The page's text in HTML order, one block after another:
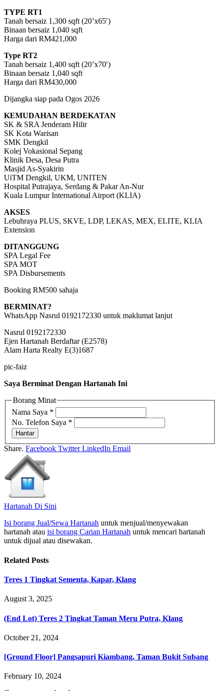
TYPE RT1
Tanah bersaiz 1,300 sqft (20’x65′)
Binaan bersaiz 1,040 sqft
Harga dari RM421,000
Type RT2
Tanah bersaiz 1,400 sqft (20’x70′)
Binaan bersaiz 1,040 sqft
Harga dari RM430,000
Dijangka siap pada Ogos 2026
KEMUDAHAN BERDEKATAN
SK & SRA Jenderam Hilir
SK Kota Warisan
SMK Dengkil
Kolej Vokasional Sepang
Klinik Desa, Desa Putra
Masjid As-Syakirin
UiTM Dengkil, UKM, UNITEN
Hospital Putrajaya, Serdang & Pakar An-Nur
Kuala Lumpur International Airport (KLIA)
AKSES
Lebuhraya PLUS, SKVE, LDP, LEKAS, MEX, ELITE, KLIA
Extension
DITANGGUNG
SPA Legal Fee
SPA MOT
SPA Disbursements
Booking RM500 sahaja
BERMINAT?
WhatsApp Nasrul 0192172330 untuk maklumat lanjut
Nasrul 0192172330
Ejen Hartanah Berdaftar (E2578)
Alam Harta Realty E(3)1687
pic-faiz
Saya Berminat Dengan Hartanah Ini
Borang Minat
Nama Saya *
No. Telefon Saya *
Hantar
Share. Facebook Twitter LinkedIn Email
Hartanah Di Sini
Isi borang Jual/Sewa Hartanah untuk menjual/menyewakan
hartanah atau isi borang Carian Hartanah untuk mencari hartanah
untuk dijual atau disewakan.
Related Posts
Teres 1 Tingkat Sementa, Kapar, Klang
August 3, 2025
(End Lot) Teres 2 Tingkat Taman Meru Putra, Klang
October 21, 2024
[Ground Floor] Pangsapuri Kiambang, Taman Bukit Subang
February 10, 2024